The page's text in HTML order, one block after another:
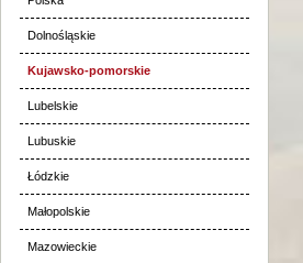
Dolnośląskie
Kujawsko-pomorskie
Lubelskie
Lubuskie
Łódzkie
Małopolskie
Mazowieckie